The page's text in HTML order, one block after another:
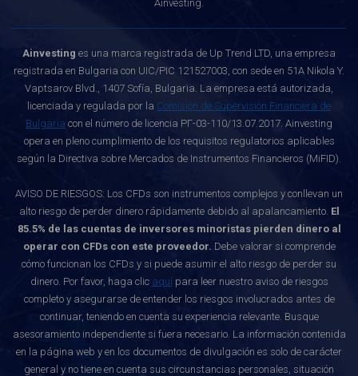
Ainvesting.
Ainvesting es una marca registrada de Up Trend LTD, una empresa
registrada en Bulgaria con UIC/PIC 121527003, con sede en 51A Nikola Y.
Vaptsarov Blvd., 1407 Sofía, Bulgaria. La empresa está autorizada,
licenciada y regulada por la Comisión de Supervisión Financiera de
Bulgaria con el número de licencia РГ-03-110/13.07.2017. Ainvesting
opera en pleno cumplimiento de los requisitos regulatorios aplicables
según la Directiva sobre Mercados de Instrumentos Financieros (MiFID).
AVISO DE RIESGOS: Los CFDs son instrumentos complejos y conllevan un
alto riesgo de perder dinero rápidamente debido al apalancamiento. El
85.5% de las cuentas de inversores minoristas pierden dinero al
operar con CFDs con este proveedor. Debe valorar si comprende
cómo funcionan los CFDs y si puede asumir el alto riesgo de perder su
dinero. Por favor, haga clic aquípara leer nuestro aviso de riesgos
completo y asegurarse de entender los riesgos involucrados antes de
continuar, teniendo en cuenta su experiencia relevante. Busque
asesoramiento independiente si fuera necesario. La información contenida
en la página web y en los documentos de divulgación es solo de carácter
general y no tiene en cuenta sus circunstancias personales, situación